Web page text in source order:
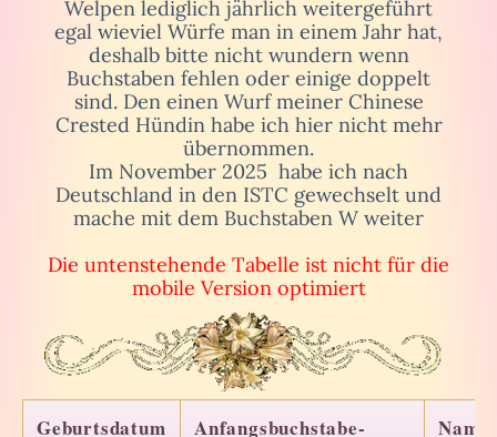
Welpen lediglich jährlich weitergeführt
egal wieviel Würfe man in einem Jahr hat,
deshalb bitte nicht wundern wenn
Buchstaben fehlen oder einige doppelt
sind. Den einen Wurf meiner Chinese
Crested Hündin habe ich hier nicht mehr
übernommen.
Im November 2025 habe ich nach
Deutschland in den ISTC gewechselt und
mache mit dem Buchstaben W weiter
Die untenstehende Tabelle ist nicht für die
mobile Version optimiert
Geburtsdatum Anfangsbuchstabe-